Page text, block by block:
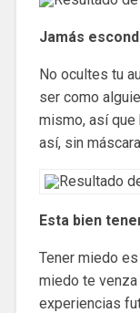
Jamás
No ocultes tu
ser como
mismo, así que
así, sin
Esta bien
Tener miedo
miedo te
experiencias